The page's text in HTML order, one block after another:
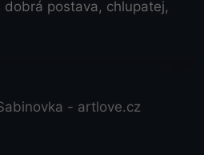
dobrá postava, chlupatej,
- artlove.cz